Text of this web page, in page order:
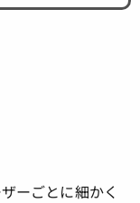
ーごとに細かく